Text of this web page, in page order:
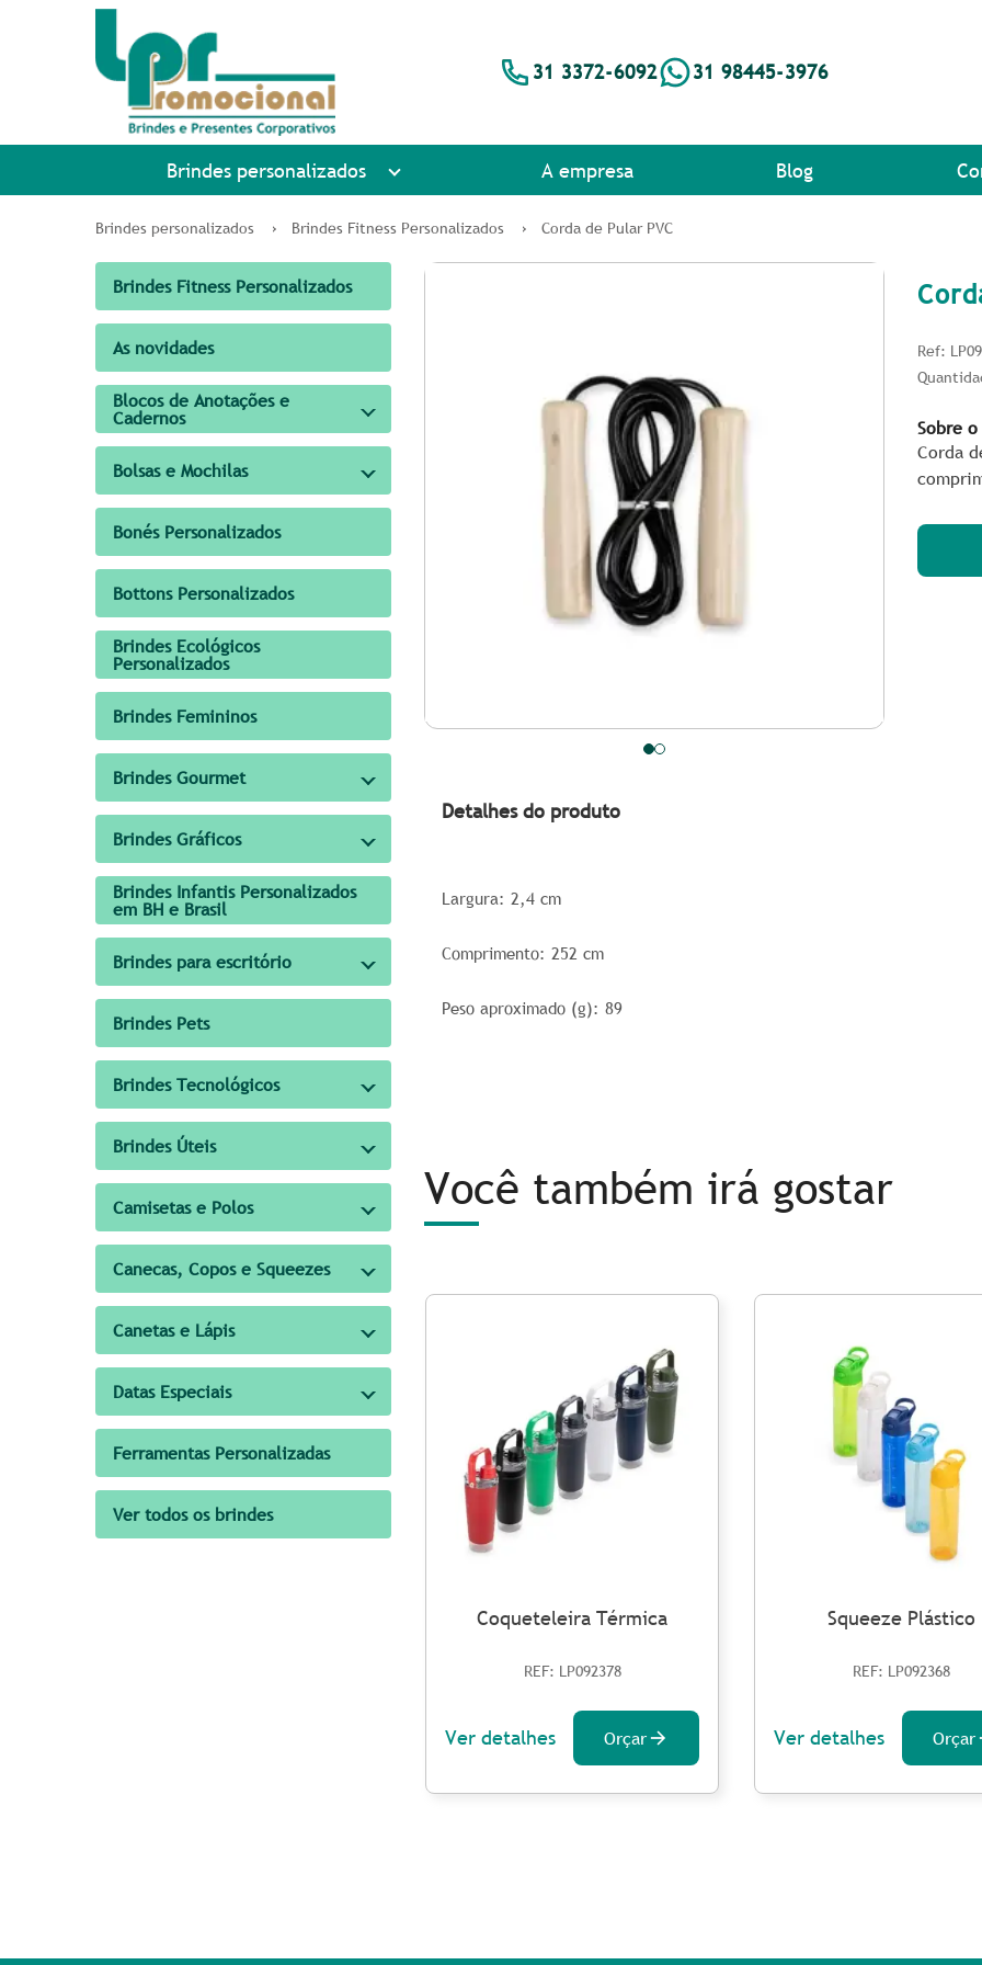
31 3372-6092 31 98445-3976
Brindes personalizados A empresa Blog
Brindes personalizados Brindes Fitness Personalizados Corda de Pular PVC
Brindes Fitness Personalizados
As novidades
Blocos de Anotações e
Cadernos
Bolsas e Mochilas
Bonés Personalizados
Bottons Personalizados
Brindes Ecológicos
Personalizados
Brindes Femininos
Brindes Gourmet
Brindes Gráficos
Brindes Infantis Personalizados
em BH e Brasil
Brindes para escritório
Brindes Pets
Brindes Tecnológicos
Brindes Úteis
Camisetas e Polos
Canecas, Copos e Squeezes
Canetas e Lápis
Datas Especiais
Ferramentas Personalizadas
Ver todos os brindes
Ref:
Sobre
Corda
Detalhes do produto
Largura: 2,4 cm
Comprimento: 252 cm
Peso aproximado (g): 89
Você também irá gostar
Coqueteleira Térmica
REF: LP092378
Ver detalhes Orçar
Squeeze Plástico
REF: LP092368
Ver detalhes Orçar